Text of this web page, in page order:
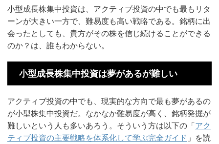
小型成長株集中投資は、アクティブ投資の中でも最もリタ
ーンが大きい一方で、難易度も高い戦略である。銘柄に出
会ったとしても、貴方がその株を信じ続けることができる
のか？は、誰もわからない。
小型成長株集中投資は夢があるが難しい
アクティブ投資の中でも、現実的な方向で最も夢があるの
が小型株集中投資だ。なかなか難易度が高く、銘柄発掘が
難しいという人も多いあろう。そういう方は以下の「アク
ティブ投資の主要戦略を体系化して学ぶ完全ガイド 」を読